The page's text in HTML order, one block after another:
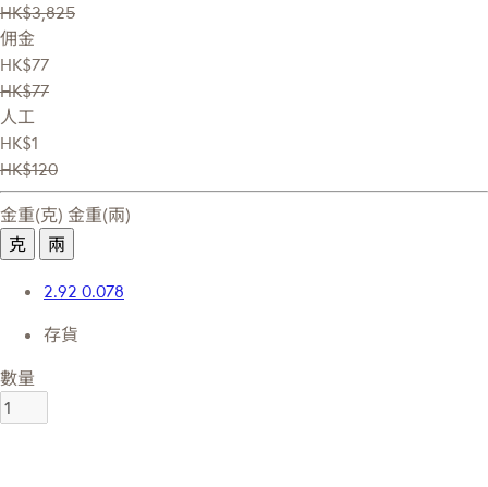
HK$3,825
佣金
HK$77
HK$77
人工
HK$1
HK$120
金重(克) 金重(兩)
克
兩
2.92 0.078
存貨
數量